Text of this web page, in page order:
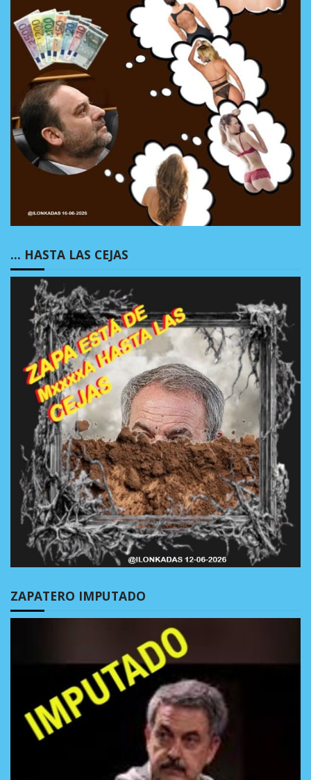
… HASTA LAS CEJAS
ZAPATERO IMPUTADO